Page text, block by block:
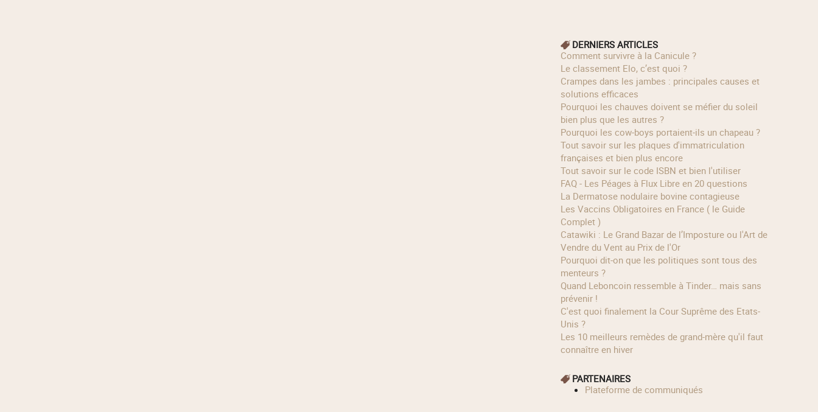
DERNIERS ARTICLES
Comment survivre à la Canicule ?
Le classement Elo, c’est quoi ?
Crampes dans les jambes : principales causes et
solutions efficaces
Pourquoi les chauves doivent se méfier du soleil
bien plus que les autres ?
Pourquoi les cow‑boys portaient‑ils un chapeau ?
Tout savoir sur les plaques d'immatriculation
françaises et bien plus encore
Tout savoir sur le code ISBN et bien l'utiliser
FAQ - Les Péages à Flux Libre en 20 questions
La Dermatose nodulaire bovine contagieuse
Les Vaccins Obligatoires en France ( le Guide
Complet )
Catawiki : Le Grand Bazar de l’Imposture ou l'Art de
Vendre du Vent au Prix de l'Or
Pourquoi dit-on que les politiques sont tous des
menteurs ?
Quand Leboncoin ressemble à Tinder… mais sans
prévenir !
C'est quoi finalement la Cour Suprême des Etats-
Unis ?
Les 10 meilleurs remèdes de grand-mère qu'il faut
connaître en hiver
PARTENAIRES
Plateforme de communiqués